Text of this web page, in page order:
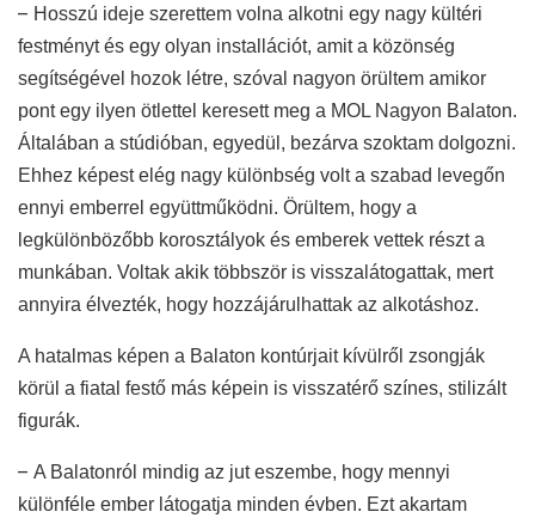
– Hosszú ideje szerettem volna alkotni egy nagy kültéri
festményt és egy olyan installációt, amit a közönség
segítségével hozok létre, szóval nagyon örültem amikor
pont egy ilyen ötlettel keresett meg a MOL Nagyon Balaton.
Általában a stúdióban, egyedül, bezárva szoktam dolgozni.
Ehhez képest elég nagy különbség volt a szabad levegőn
ennyi emberrel együttműködni. Örültem, hogy a
legkülönbözőbb korosztályok és emberek vettek részt a
munkában. Voltak akik többször is visszalátogattak, mert
annyira élvezték, hogy hozzájárulhattak az alkotáshoz.
A hatalmas képen a Balaton kontúrjait kívülről zsongják
körül a fiatal festő más képein is visszatérő színes, stilizált
figurák.
– A Balatonról mindig az jut eszembe, hogy mennyi
különféle ember látogatja minden évben. Ezt akartam